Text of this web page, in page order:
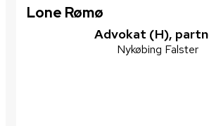
Lone Rømø
Advokat (H),
Nykøbing Falster